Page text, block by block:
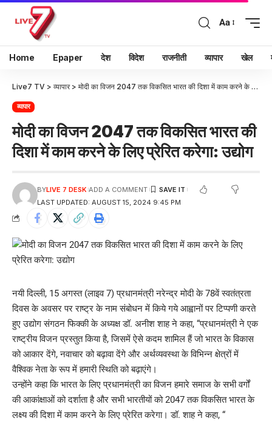
Aa
Home Epaper देश विदेश राजनीती व्यापार खेल
Live7 TV > व्यापार> मोदी का विजन 2047 तक विकसित भारत की दिशा में काम करने के लिए प्रेरित करेगा: उद्योग
व्यापार
मोदी का विजन 2047 तक विकसित भारत की
दिशा में काम करने के लिए प्रेरित करेगा: उद्योग
LAST UPDATED: AUGUST 15, 2024 9:45 PM
BYLIVE 7 DESK ADD A COMMENT
नयी दिल्ली, 15 अगस्त (लाइव 7) प्रधानमंत्री नरेन्द्र मोदी के 78वें स्वतंत्रता
दिवस के अवसर पर राष्ट्र के नाम संबोधन में किये गये आह्वानों पर टिप्पणी करते
हुए उद्योग संगठन फिक्की के अध्यक्ष डॉ. अनीश शाह ने कहा, “प्रधानमंत्री ने एक
राष्ट्रीय विजन प्रस्तुत किया है, जिसमें ऐसे कदम शामिल हैं जो भारत के विकास
को आकार देंगे, नवाचार को बढ़ावा देंगे और अर्थव्यवस्था के विभिन्न क्षेत्रों में
वैश्विक नेता के रूप में हमारी स्थिति को बढ़ाएंगे।
उन्होंने कहा कि भारत के लिए प्रधानमंत्री का विजन हमारे समाज के सभी वर्गों
की आकांक्षाओं को दर्शाता है और सभी भारतीयों को 2047 तक विकसित भारत के
लक्ष्य की दिशा में काम करने के लिए प्रेरित करेगा। डॉ. शाह ने कहा, “